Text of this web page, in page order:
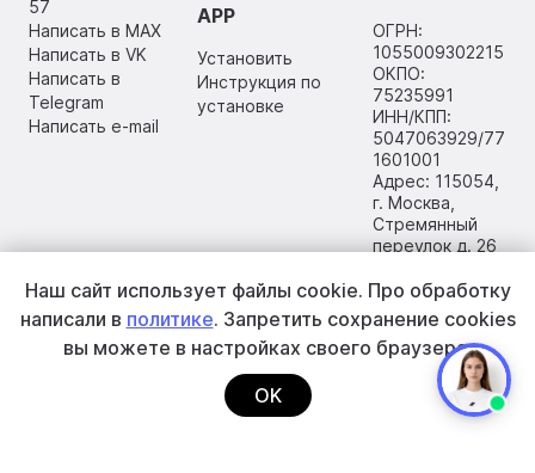
57
Написать в MAX
Написать в VK
Написать в
Telegram
Написать e-mail
APP
Установить
Инструкция по
установке
ОГРН:
1055009302215
ОКПО:
75235991
ИНН/КПП:
5047063929/77
1601001
Адрес: 115054,
г. Москва,
Стремянный
переулок д. 26
Наш сайт использует файлы cookie. Про обработку
написали в политике. Запретить сохранение cookies
вы можете в настройках своего браузера.
OK